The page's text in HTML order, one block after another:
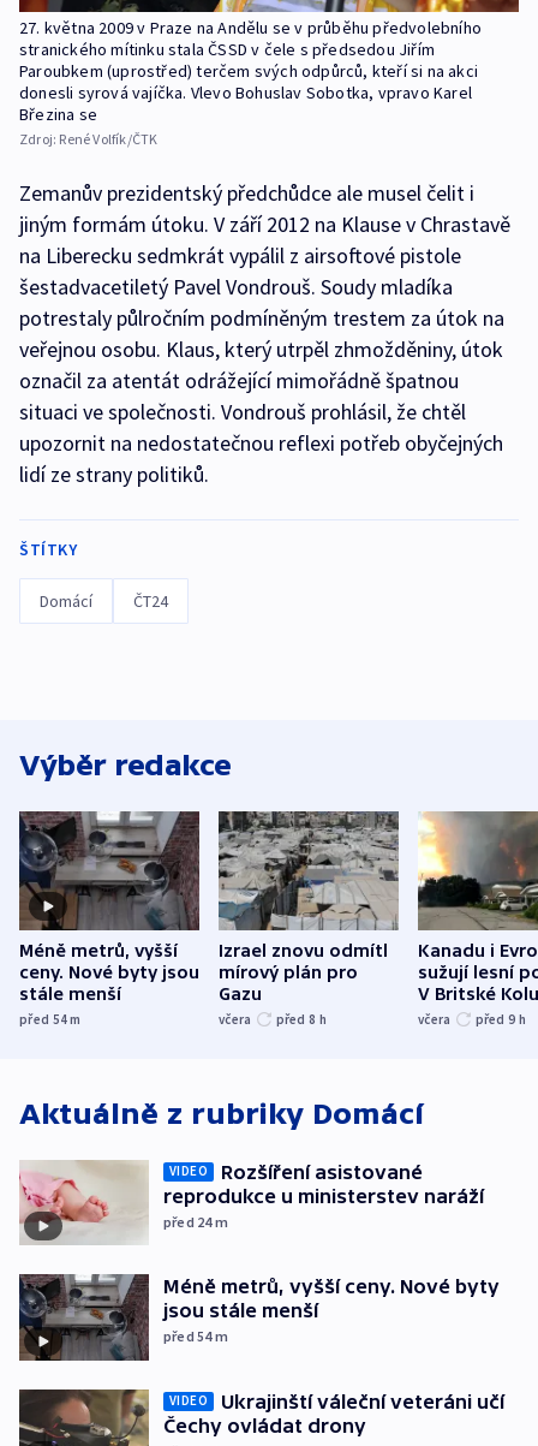
27. května 2009 v Praze na Andělu se v průběhu předvolebního
stranického mítinku stala ČSSD v čele s předsedou Jiřím
Paroubkem (uprostřed) terčem svých odpůrců, kteří si na akci
donesli syrová vajíčka. Vlevo Bohuslav Sobotka, vpravo Karel
Březina se
Zdroj: René Volfík/ČTK
Zemanův prezidentský předchůdce ale musel čelit i
jiným formám útoku. V září 2012 na Klause v Chrastavě
na Liberecku sedmkrát vypálil z airsoftové pistole
šestadvacetiletý Pavel Vondrouš. Soudy mladíka
potrestaly půlročním podmíněným trestem za útok na
veřejnou osobu. Klaus, který utrpěl zhmožděniny, útok
označil za atentát odrážející mimořádně špatnou
situaci ve společnosti. Vondrouš prohlásil, že chtěl
upozornit na nedostatečnou reflexi potřeb obyčejných
lidí ze strany politiků.
ŠTÍTKY
Domácí ČT24
Výběr redakce
Méně metrů, vyšší
ceny. Nové byty jsou
stále menší
před 54m
Izrael znovu odmítl
mírový plán pro
Gazu
včera před 8 h
Kanadu i
sužují lesní
V Britské
evakuovali
včera před 9 h
Aktuálně z rubriky Domácí
VIDEO
Rozšíření asistované
reprodukce u ministerstev naráží
před 24m
Méně metrů, vyšší ceny. Nové byty
jsou stále menší
před 54m
VIDEO
Ukrajinští váleční veteráni učí
Čechy ovládat drony